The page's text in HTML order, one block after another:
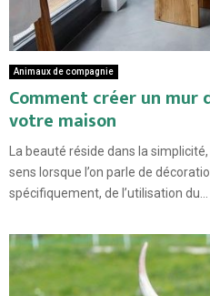
Animaux de compagnie
Comment créer un mur
votre maison
La beauté réside dans la
sens lorsque l’on parle de
spécifiquement, de l’utilisation du...